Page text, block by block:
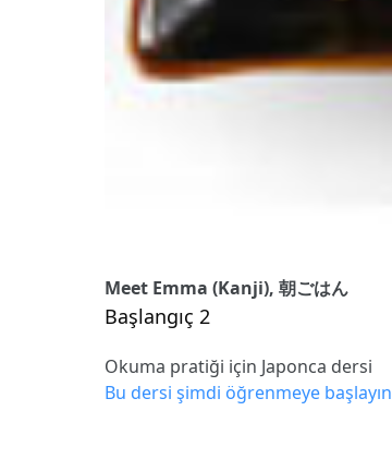
Meet Emma (Kanji), 朝ごはん
Başlangıç 2
Okuma pratiği için Japonca dersi
Bu dersi şimdi öğrenmeye başlayın